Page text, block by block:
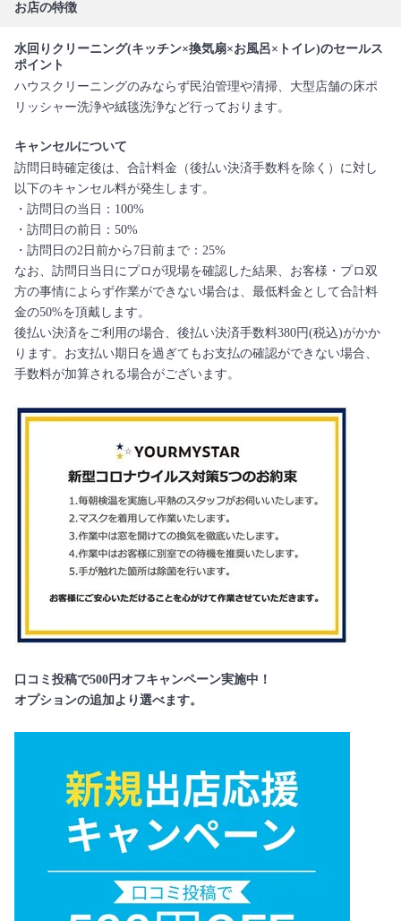
お店の特徴
水回りクリーニング(キッチン×換気扇×お風呂×トイレ)のセールス
ポイント
ハウスクリーニングのみならず民泊管理や清掃、大型店舗の床ポ
リッシャー洗浄や絨毯洗浄など行っております。
キャンセルについて
訪問日時確定後は、合計料金（後払い決済手数料を除く）に対し
以下のキャンセル料が発生します。
・訪問日の当日：100%
・訪問日の前日：50%
・訪問日の2日前から7日前まで：25%
なお、訪問日当日にプロが現場を確認した結果、お客様・プロ双
方の事情によらず作業ができない場合は、最低料金として合計料
金の50%を頂戴します。
後払い決済をご利用の場合、後払い決済手数料380円(税込)がかか
ります。お支払い期日を過ぎてもお支払の確認ができない場合、
手数料が加算される場合がございます。
口コミ投稿で500円オフキャンペーン実施中！
オプションの追加より選べます。